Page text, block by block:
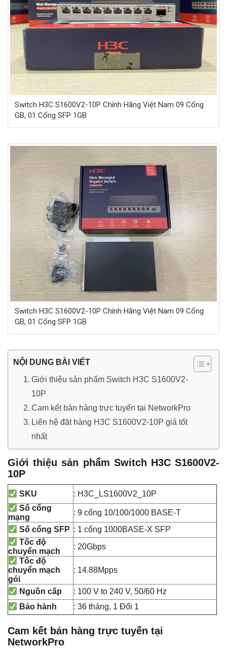
Switch H3C S1600V2-10P Chính Hãng Việt Nam 09 Cổng
GB, 01 Cổng SFP 1GB
Switch H3C S1600V2-10P Chính Hãng Việt Nam 09 Cổng
GB, 01 Cổng SFP 1GB
NỘI DUNG BÀI VIẾT
Giới thiệu sản phẩm Switch H3C S1600V2-
10P
Cam kết bán hàng trực tuyến tại NetworkPro
Liên hệ đặt hàng H3C S1600V2-10P giá tốt
nhất
Giới thiệu sản phẩm Switch H3C S1600V2-
10P
SKU
: H3C_LS1600V2_10P
Số cổng
mạng
: 9 cổng 10/100/1000 BASE-T
Số cổng SFP : 1 cổng 1000BASE-X SFP
Tốc độ
chuyển mạch
: 20Gbps
Tốc độ
chuyển mạch
gói
: 14.88Mpps
Nguồn cấp
: 100 V to 240 V, 50/60 Hz
Bảo hành
: 36 tháng, 1 Đổi 1
Cam kết bán hàng trực tuyến tại
NetworkPro